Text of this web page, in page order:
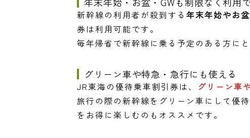
新幹線の利用者が殺到する 年末年始やお
券は利用可能です。
毎年帰省で新幹線に乗る予定のある方に
グリーン車や特急・急行にも使える
JR東海の優待乗車割引券は、 グリーン車
旅行の際の新幹線をグリーン車にして優
をお得に楽しむのもオススメです。